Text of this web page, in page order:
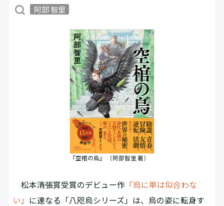
阿部 智里
『空棺の烏』 （阿部智里 著）
松本清張賞受賞のデビュー作 『烏に単は似合わな
い』 に連なる「八咫烏シリーズ」は、烏の姿に転身す